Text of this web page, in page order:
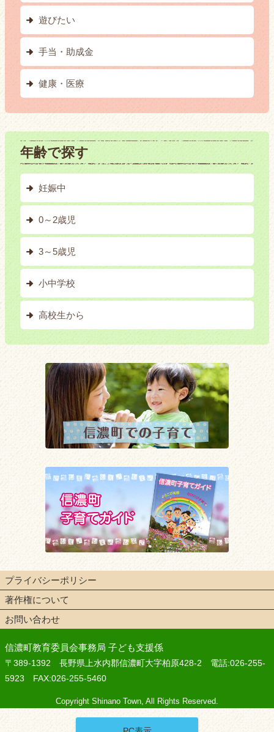
遊びたい
手当・助成金
健康・医療
年齢で探す
妊娠中
0～2歳児
3～5歳児
小中学校
高校生から
プライバシーポリシー
著作権について
お問い合わせ
信濃町教育委員会事務局 子ども支援係
〒389-1392 長野県上水内郡信濃町大字柏原428-2 電話:026-255-
5923 FAX:026-255-5460
Copyright Shinano Town, All Rights Reserved.